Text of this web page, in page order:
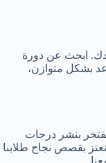
ابحث عن دورة
بشكل متوازن،
بنشر درجات
بقصص نجاح طلابنا